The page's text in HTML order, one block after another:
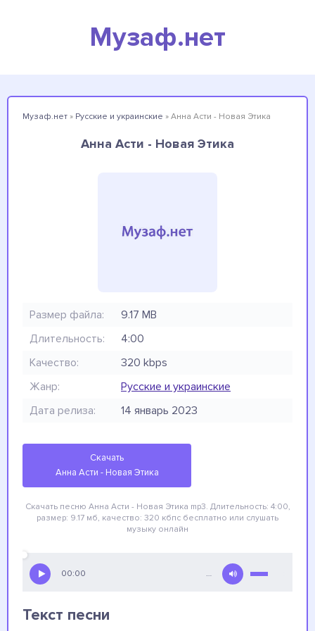
Музаф.нет
Музаф.нет » Русские и украинские » Анна Асти - Новая Этика
Анна Асти - Новая Этика
Размер файла:
9.17 MB
Длительность:
4:00
Качество:
320 kbps
Жанр:
Русские и украинские
Дата релиза:
14 январь 2023
Скачать
Анна Асти - Новая Этика
Скачать песню Анна Асти - Новая Этика mp3. Длительность: 4:00,
размер: 9.17 мб, качество: 320 кбпс бесплатно или слушать
музыку онлайн
00:00 …
Текст песни